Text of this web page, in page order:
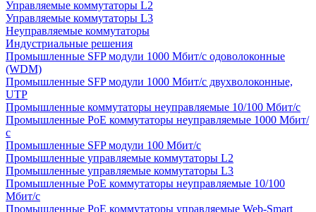
Управляемые коммутаторы L2
Управляемые коммутаторы L3
Неуправляемые коммутаторы
Индустриальные решения
Промышленные SFP модули 1000 Мбит/c одоволоконные
(WDM)
Промышленные SFP модули 1000 Мбит/c двухволоконные,
UTP
Промышленные коммутаторы неуправляемые 10/100 Мбит/с
Промышленные PoE коммутаторы неуправляемые 1000 Мбит/
с
Промышленные SFP модули 100 Мбит/c
Промышленные управляемые коммутаторы L2
Промышленные управляемые коммутаторы L3
Промышленные PoE коммутаторы неуправляемые 10/100
Мбит/с
Промышленные PoE коммутаторы управляемые Web-Smart